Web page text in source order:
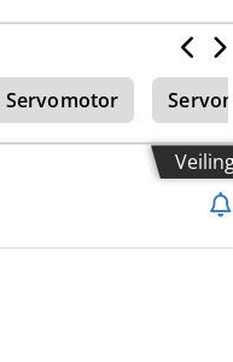
Servomotor